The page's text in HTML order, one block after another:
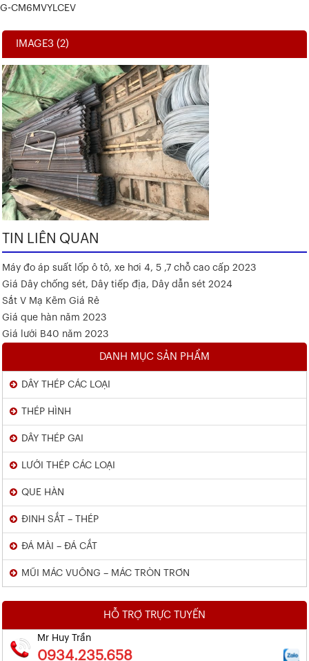
G-CM6MVYLCEV
IMAGE3 (2)
TIN LIÊN QUAN
Máy đo áp suất lốp ô tô, xe hơi 4, 5 ,7 chỗ cao cấp 2023
Giá Dây chống sét, Dây tiếp địa, Dây dẫn sét 2024
Sắt V Mạ Kẽm Giá Rẻ
Giá que hàn năm 2023
Giá lưới B40 năm 2023
DANH MỤC SẢN PHẨM
DÂY THÉP CÁC LOẠI
THÉP HÌNH
DÂY THÉP GAI
LƯỚI THÉP CÁC LOẠI
QUE HÀN
ĐINH SẮT – THÉP
ĐÁ MÀI – ĐÁ CẮT
MŨI MÁC VUÔNG – MÁC TRÒN TRƠN
HỖ TRỢ TRỰC TUYẾN
Mr Huy Trần
0934.235.658